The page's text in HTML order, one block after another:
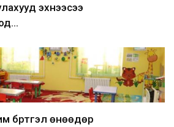
эхнээсээ
бүртгэл өнөөдөр